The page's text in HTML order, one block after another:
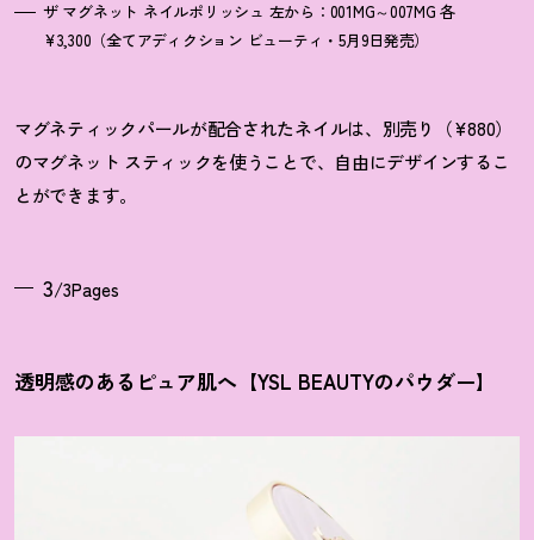
ザ マグネット ネイルポリッシュ 左から：001MG～007MG 各
¥3,300（全てアディクション ビューティ・5月9日発売）
マグネティックパールが配合されたネイルは、別売り（¥880）
のマグネット スティックを使うことで、自由にデザインするこ
とができます。
3/3Pages
透明感のあるピュア肌へ【YSL BEAUTYのパウダー】